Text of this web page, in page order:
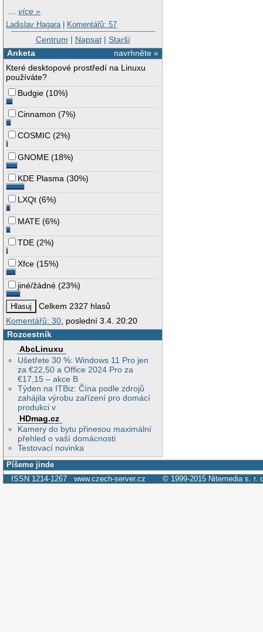
…více »
Ladislav Hagara | Komentářů: 57
Centrum | Napsat| Starší
navrhněte »
Anketa
Které desktopové prostředí na Linuxu
používáte?
Budgie (10%)
Cinnamon (7%)
COSMIC (2%)
GNOME (18%)
KDE Plasma (30%)
LXQt (6%)
MATE (6%)
TDE (2%)
Xfce (15%)
jiné/žádné (23%)
Celkem 2327 hlasů
Komentářů: 30, poslední 3.4. 20:20
Rozcestník
AbcLinuxu
Ušetřete 30 %: Windows 11 Pro jen
za €22,50 a Office 2024 Pro za
€17,15 – akce B
Týden na ITBiz: Čína podle zdrojů
zahájila výrobu zařízení pro domácí
produkci v
HDmag.cz
Kamery do bytu přinesou maximální
přehled o vaší domácnosti
Testovací novinka
Píšeme jinde
ISSN 1214-1267 www.czech-server.cz © 1999-2015 Nitemedia s. r.